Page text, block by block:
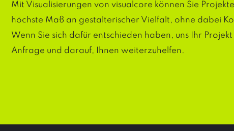
Mit Visualisierungen von visualcore können Sie
höchste Maß an gestalterischer Vielfalt, ohne dabei
Wenn Sie sich dafür entschieden haben, uns Ihr
Anfrage und darauf, Ihnen weiterzuhelfen.